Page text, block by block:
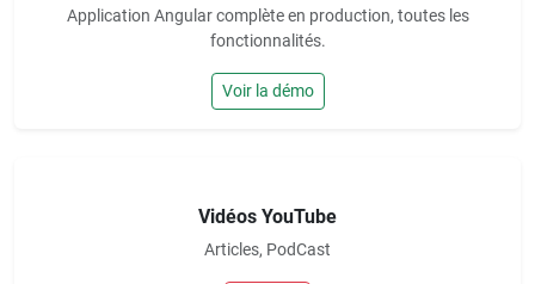
Application Angular complète en production, toutes les
fonctionnalités.
Voir la démo
Vidéos YouTube
Articles, PodCast